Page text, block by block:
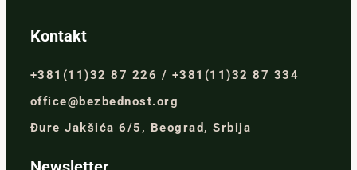
Kontakt
+381(11)32 87 226 / +381(11)32 87 334
office@bezbednost.org
Đure Jakšića 6/5, Beograd, Srbija